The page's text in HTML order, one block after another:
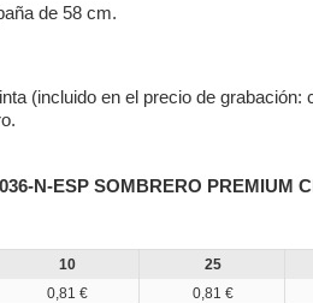
de 58 cm.
(incluido en el precio de grabación:
N-ESP SOMBRERO PREMIUM
10
0,81 €
25
0,81 €